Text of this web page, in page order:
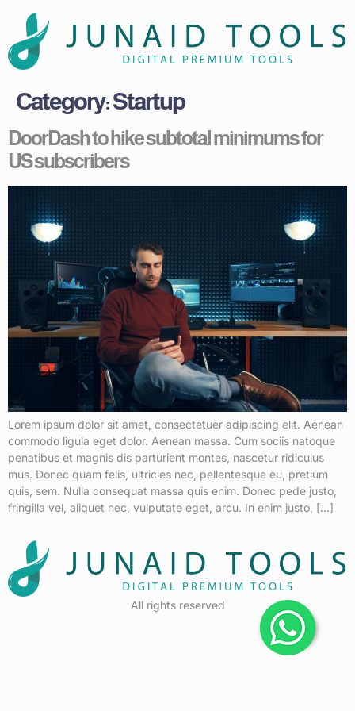
Category:Startup
DoorDash to hike subtotal minimums for
US subscribers
Lorem ipsum dolor sit amet, consectetuer adipiscing elit. Aenean
commodo ligula eget dolor. Aenean massa. Cum sociis natoque
penatibus et magnis dis parturient montes, nascetur ridiculus
mus. Donec quam felis, ultricies nec, pellentesque eu, pretium
quis, sem. Nulla consequat massa quis enim. Donec pede justo,
fringilla vel, aliquet nec, vulputate eget, arcu. In enim justo, […]
All rights reserved